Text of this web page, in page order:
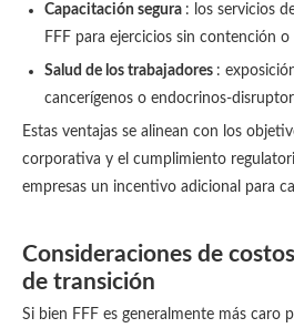
Capacitación segura : los servicios
FFF para ejercicios sin contención o
Salud de los trabajadores :
cancerígenos o endocrinos-
Estas ventajas se alinean con los
corporativa y el cumplimiento
empresas un incentivo adicional para
Consideraciones de
de transición
Si bien FFF es generalmente más caro